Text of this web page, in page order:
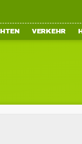
VERKEHR